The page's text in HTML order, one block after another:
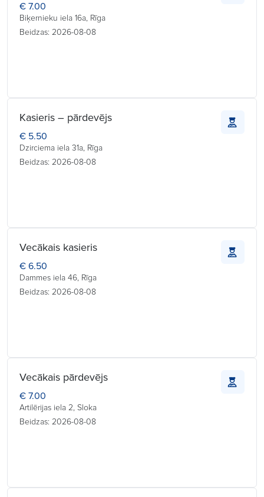
€ 7.00
Biķernieku iela 16a, Rīga
Beidzas: 2026-08-08
Kasieris – pārdevējs
€ 5.50
Dzirciema iela 31a, Rīga
Beidzas: 2026-08-08
Vecākais kasieris
€ 6.50
Dammes iela 46, Rīga
Beidzas: 2026-08-08
Vecākais pārdevējs
€ 7.00
Artilērijas iela 2, Sloka
Beidzas: 2026-08-08